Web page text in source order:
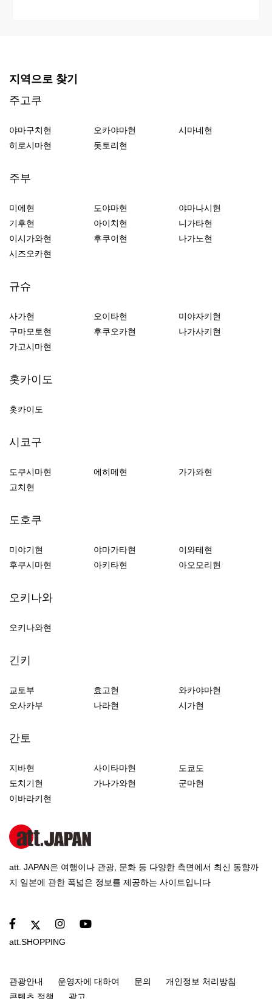
지역으로 찾기
주고쿠
야마구치현 오카야마현
시마네현
히로시마현
돗토리현
주부
미에현 도야마현
야마나시현
기후현
아이치현
니가타현
이시가와현
후쿠이현
나가노현
시즈오카현
규슈
사가현 오이타현
미야자키현
구마모토현
후쿠오카현
나가사키현
가고시마현
홋카이도
홋카이도
시코구
도쿠시마현 에히메현
가가와현
고치현
도호쿠
미야기현 야마가타현
이와테현
후쿠시마현
아키타현 아오모리현
오키나와
오키나와현
긴키
교토부 효고현
와카야마현
오사카부
나라현 시가현
간토
지바현 사이타마현
도쿄도
도치기현
가나가와현
군마현
이바라키현
att. JAPAN은 여행이나 관광, 문화 등 다양한 측면에서 최신 동향까
지 일본에 관한 폭넓은 정보를 제공하는 사이트입니다
att.SHOPPING
관광안내 운영자에 대하여 문의
개인정보 처리방침
콘텐츠 정책
광고